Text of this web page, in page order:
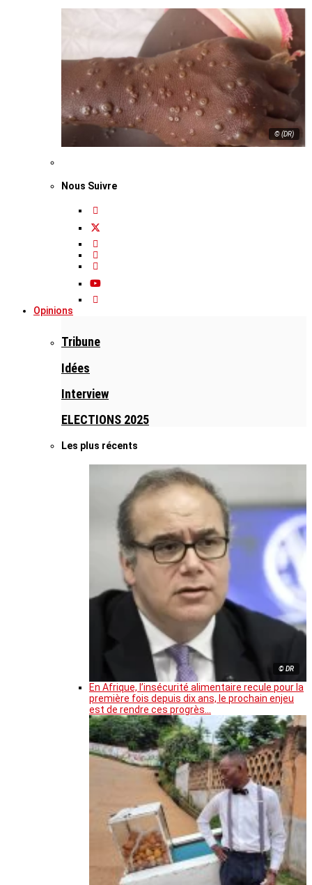
© (DR)
Nous Suivre
Opinions
Tribune
Idées
Interview
ELECTIONS 2025
Les plus récents
© DR
En Afrique, l’insécurité alimentaire recule pour la
première fois depuis dix ans, le prochain enjeu
est de rendre ces progrès…